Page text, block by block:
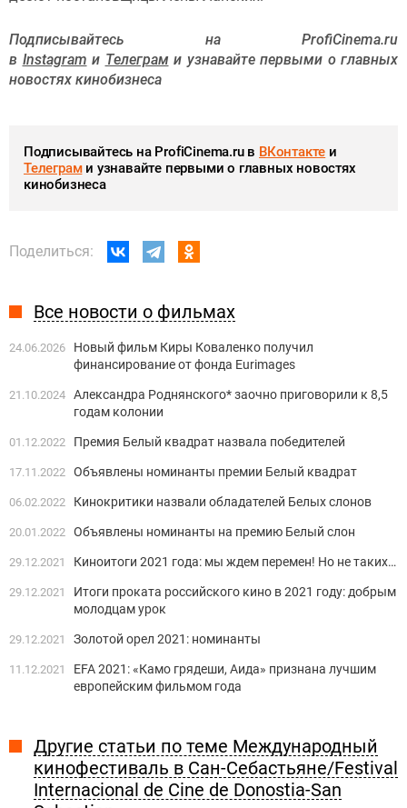
Подписывайтесь на ProfiCinema.ru
в Instagram и Телеграм и узнавайте первыми о главных
новостях кинобизнеса
Подписывайтесь на ProfiCinema.ru в ВКонтакте и
Телеграми узнавайте первыми о главных новостях
кинобизнеса
Поделиться:
Все новости о фильмах
24.06.2026
Новый фильм Киры Коваленко получил
финансирование от фонда Eurimages
21.10.2024 Александра Роднянского* заочно приговорили к 8,5
годам колонии
01.12.2022 Премия Белый квадрат назвала победителей
17.11.2022 Объявлены номинанты премии Белый квадрат
06.02.2022 Кинокритики назвали обладателей Белых слонов
20.01.2022 Объявлены номинанты на премию Белый слон
29.12.2021 Киноитоги 2021 года: мы ждем перемен! Но не таких…
29.12.2021
Итоги проката российского кино в 2021 году: добрым
молодцам урок
29.12.2021 Золотой орел 2021: номинанты
11.12.2021
EFA 2021: «Камо грядеши, Аида» признана лучшим
европейским фильмом года
Другие статьи по теме Международный
кинофестиваль в Сан-Себастьяне/Festival
Internacional de Cine de Donostia-San